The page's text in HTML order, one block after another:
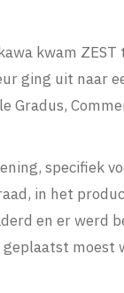
kwam ZEST
ging uit naar
Gradus,
specifiek
in het
en er werd
moest